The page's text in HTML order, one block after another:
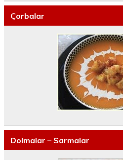
Çorbalar
Dolmalar – Sarmalar